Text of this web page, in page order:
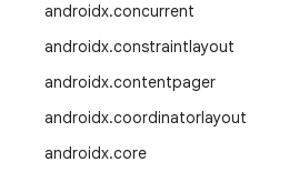
androidx.concurrent
androidx.constraintlayout
androidx.contentpager
androidx.coordinatorlayout
androidx.core